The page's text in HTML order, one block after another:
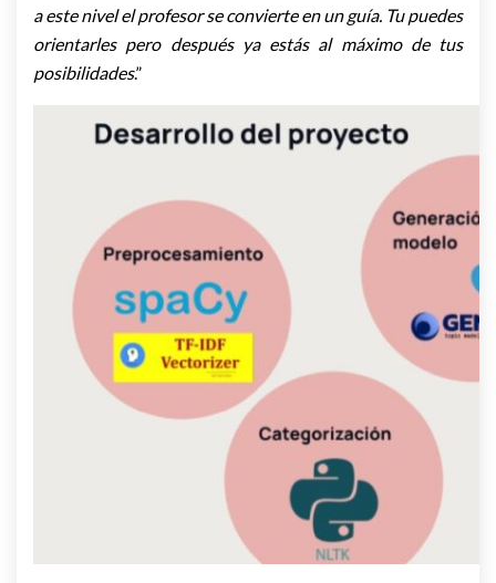
a este nivel el profesor se convierte en un guía. Tu puedes
orientarles pero después ya estás al máximo de tus
posibilidades.”